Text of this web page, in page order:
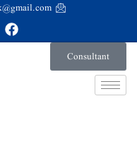
Consultant